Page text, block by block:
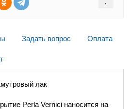
Задать вопрос Оплата
лак
Perla Vernici наносится на